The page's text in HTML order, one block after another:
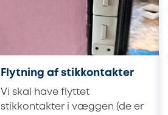
Flytning af stikkontakter
Vi skal have flyttet
stikkontakter i væggen (de er